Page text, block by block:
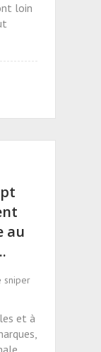
loin
au
sniper
et à